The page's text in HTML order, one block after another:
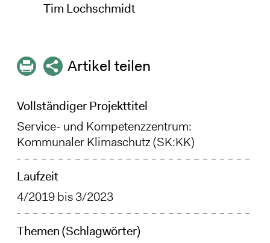
Tim Lochschmidt
Artikel teilen
Vollständiger Projekttitel
Service- und Kompetenzzentrum:
Kommunaler Klimaschutz (SK:KK)
Laufzeit
4/2019bis3/2023
Themen (Schlagwörter)